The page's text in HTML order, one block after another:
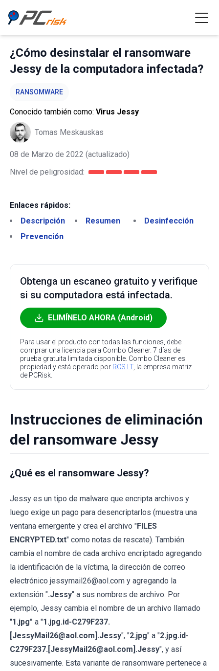
¿Cómo desinstalar el ransomware
Jessy de la computadora infectada?
RANSOMWARE
Conocido también como: Virus Jessy
Tomas Meskauskas
08 de Marzo de 2022 (actualizado)
Nivel de peligrosidad:
Enlaces rápidos:
Descripción
Resumen
Desinfección
Prevención
Obtenga un escaneo gratuito y verifique
si su computadora está infectada.
ELIMÍNELO AHORA (Android)
Para usar el producto con todas las funciones, debe
comprar una licencia para Combo Cleaner. 7 días de
prueba gratuita limitada disponible. Combo Cleaner es
propiedad y está operado por RCS LT, la empresa matriz
de PCRisk.
Instrucciones de eliminación
del ransomware Jessy
¿Qué es el ransomware Jessy?
Jessy es un tipo de malware que encripta archivos y
luego exige un pago para desencriptarlos (muestra una
ventana emergente y crea el archivo "FILES
ENCRYPTED.txt" como notas de rescate). También
cambia el nombre de cada archivo encriptado agregando
la identificación de la víctima, la dirección de correo
electrónico jessymail26@aol.com y agregando la
extensión ".Jessy" a sus nombres de archivo. Por
ejemplo, Jessy cambia el nombre de un archivo llamado
"1.jpg" a "1.jpg.id-C279F237.
[JessyMail26@aol.com].Jessy", "2.jpg" a "2.jpg.id-
C279F237.[JessyMail26@aol.com].Jessy", y así
sucesivamente. Esta variante de ransomware pertenece a